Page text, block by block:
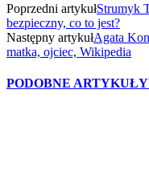
Poprzedni artykułStrumyk
bezpieczny, co to jest?
Następny artykułAgata
matka, ojciec, Wikipedia
PODOBNE ARTYKUŁY